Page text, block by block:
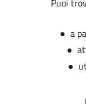
Puoi
● a
●
●